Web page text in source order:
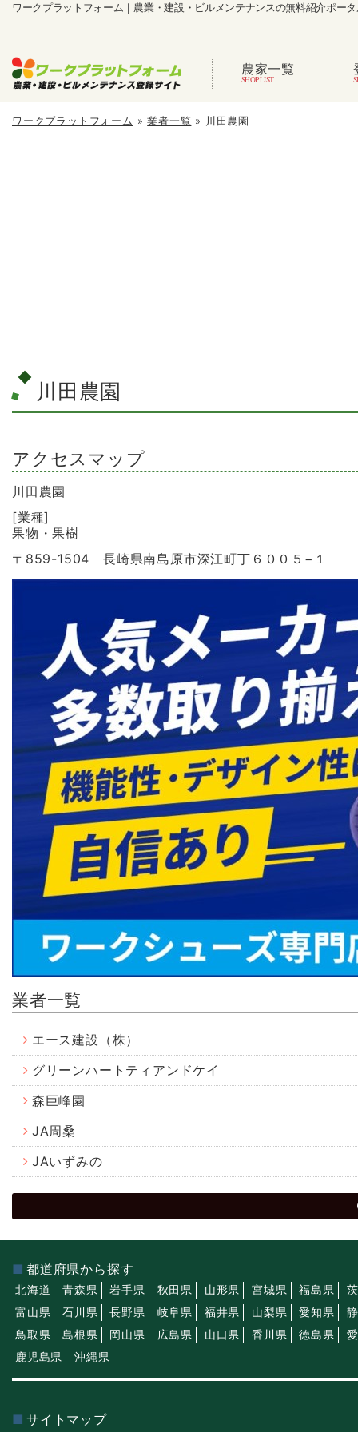
ワークプラットフォーム｜農業・建設・ビルメンテナンスの無料紹介ポー
農家一覧
ワークプラットフォーム »業者一覧 » 川田農園
川田農園
アクセスマップ
川田農園
[業種]
果物・果樹
〒859-1504 長崎県南島原市深江町丁６００５−１
業者一覧
エース建設（株）
グリーンハートティアンドケイ
森巨峰園
JA周桑
JAいずみの
都道府県から探す
北海道 青森県 岩手県 秋田県 山形県 宮城県 福島県
富山県
石川県 長野県 岐阜県 福井県 山梨県 愛知県
鳥取県
島根県 岡山県 広島県 山口県 香川県 徳島県
鹿児島県
沖縄県
サイトマップ